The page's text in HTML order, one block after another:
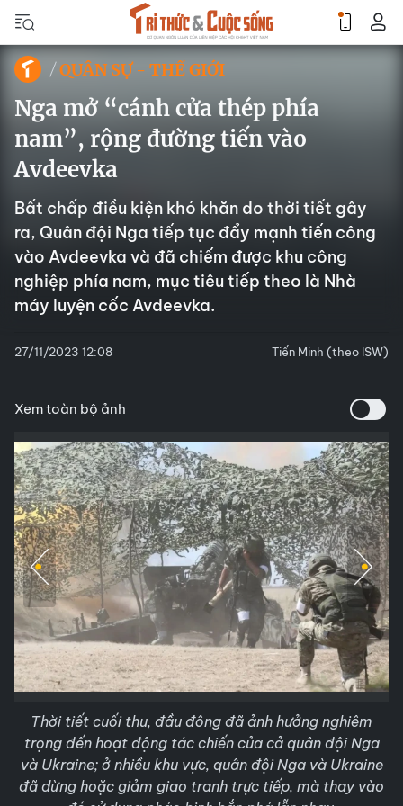
QUÂN SỰ - THẾ GIỚI
Nga mở “cánh cửa thép phía
nam”, rộng đường tiến vào
Avdeevka
Bất chấp điều kiện khó khăn do thời tiết gây
ra, Quân đội Nga tiếp tục đẩy mạnh tiến công
vào Avdeevka và đã chiếm được khu công
nghiệp phía nam, mục tiêu tiếp theo là Nhà
máy luyện cốc Avdeevka.
27/11/2023 12:08 Tiến Minh (theo ISW)
Xem toàn bộ ảnh
Thời tiết cuối thu, đầu đông đã ảnh hưởng nghiêm
trọng đến hoạt động tác chiến của cả quân đội Nga
và Ukraine; ở nhiều khu vực, quân đội Nga và Ukraine
đã dừng hoặc giảm giao tranh trực tiếp, mà thay vào